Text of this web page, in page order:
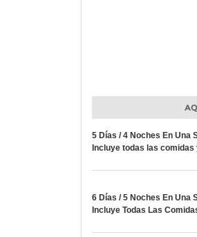
5 Días / 4 Noches En Una
Incluye todas las
6 Días / 5 Noches En Una
Incluye Todas Las